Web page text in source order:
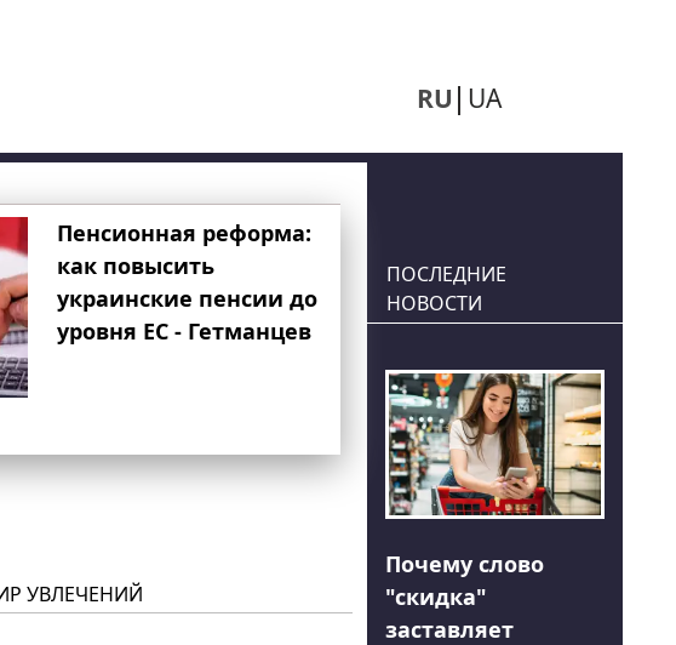
RU UA
Пенсионная реформа:
как повысить
украинские пенсии до
уровня ЕС - Гетманцев
УВЛЕЧЕНИЙ
ПОСЛЕДНИЕ
НОВОСТИ
Почему слово
"скидка"
заставляет